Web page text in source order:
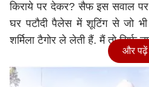
किराये पर देकर? सैफ इस सवाल
घर पटौदी पैलेस में शूटिंग से जो
शर्मिला टैगोर ले लेती हैं. मैं तो सिर्फ
और पढ़ें